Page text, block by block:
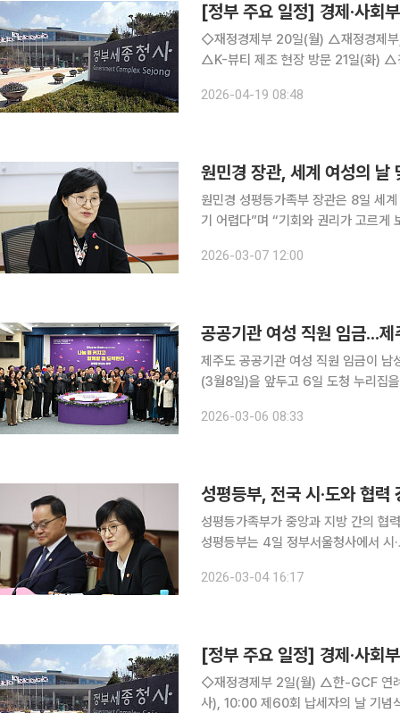
[정부 주요 일정] 경제·사
◇재정경제부 20일(월) △재정경제부, WGBI 외국인 자금의 원활한 유입을 위한 일본 IR 실시
△K-뷰티 제조 현장 방문 21일(화) △경제부총리 10:00 국무회의(서울청사) △재경부 1차관
동행포럼(세종) △제1차 수출 플러스
2026-04-19 08:48
원민경 장관, 세계 여성의 날
원민경 성평등가족부 장관은 8일 세
기 어렵다”며 “기회와 권리가 고르게
이 남아 있다고 진단했다. 그는 “채용
2026-03-07 12:00
공공기관 여성 직원 임금...
제주도 공공기관 여성 직원 임금이 남성보다
(3월8일)을 앞두고 6일 도청 누리집
성별 임금격차를 경제협력개발기구
2026-03-06 08:33
성평등부, 전국 시·도와 협
성평등가족부가 중앙과 지방 간의 협
성평등부는 4일 정부서울청사에서 시
해 위기 청소년과 가족 지원 강화, 폭
2026-03-04 16:17
[정부 주요 일정] 경제·사
◇재정경제부 2일(월) △한-GCF 연례협의 개최 3일(화) △경제부총리 09:00 국무회의(서울청
사), 10:00 제60회 납세자의 날 기념식(코엑스) △제60회 납세자의 날 기